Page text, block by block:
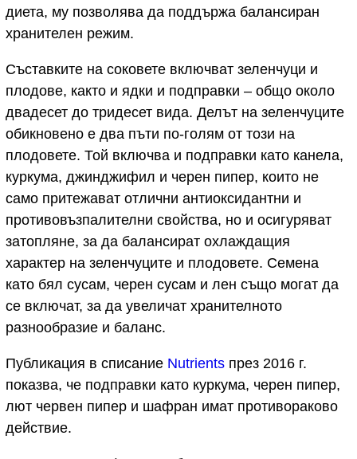
диета, му позволява да поддържа балансиран
хранителен режим.
Съставките на соковете включват зеленчуци и
плодове, както и ядки и подправки – общо около
двадесет до тридесет вида. Делът на зеленчуците
обикновено е два пъти по-голям от този на
плодовете. Той включва и подправки като канела,
куркума, джинджифил и черен пипер, които не
само притежават отлични антиоксидантни и
противовъзпалителни свойства, но и осигуряват
затопляне, за да балансират охлаждащия
характер на зеленчуците и плодовете. Семена
като бял сусам, черен сусам и лен също могат да
се включат, за да увеличат хранителното
разнообразие и баланс.
Публикация в списание Nutrients през 2016 г.
показва, че подправки като куркума, черен пипер,
лют червен пипер и шафран имат противораково
действие.